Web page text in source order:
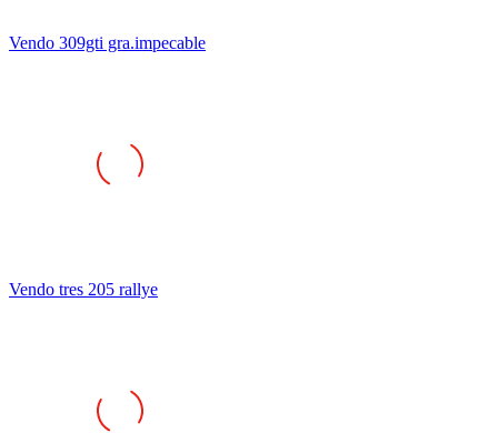
Vendo 309gti gra.impecable
Vendo tres 205 rallye